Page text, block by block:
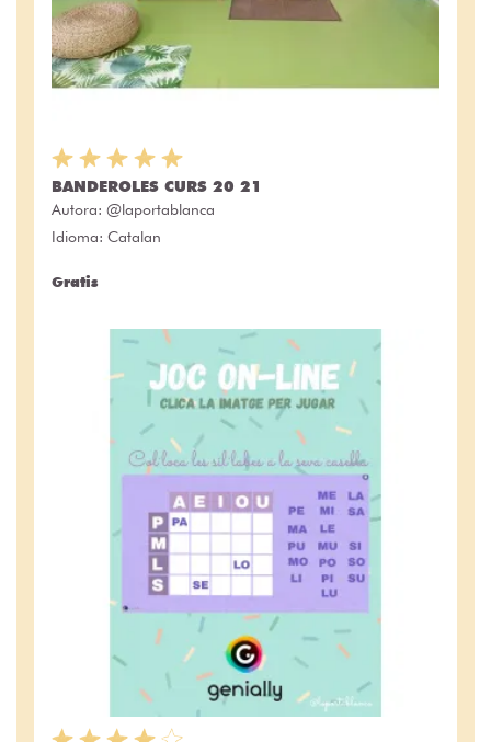
BANDEROLES CURS 20 21
Autora: @laportablanca
Idioma: Catalan
Gratis